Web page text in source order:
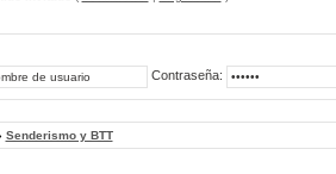
Contraseña:
Senderismo y BTT